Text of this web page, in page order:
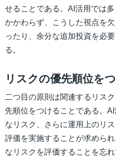
せることである。AI活用では
かかわらず、こうした視点を
ったり、余分な追加投資を必
る。
リスクの優先順位を
二つ目の原則は関連するリス
先順位をつけることである。
なリスク、さらに運用上のリ
評価を実施することが求めら
なリスクを評価することを忘